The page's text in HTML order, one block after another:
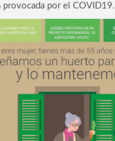
provocada por el COVID19.